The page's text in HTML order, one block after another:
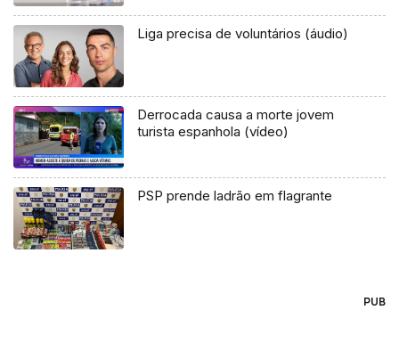
Liga precisa de voluntários (áudio)
Derrocada causa a morte jovem
turista espanhola (vídeo)
PSP prende ladrão em flagrante
PUB